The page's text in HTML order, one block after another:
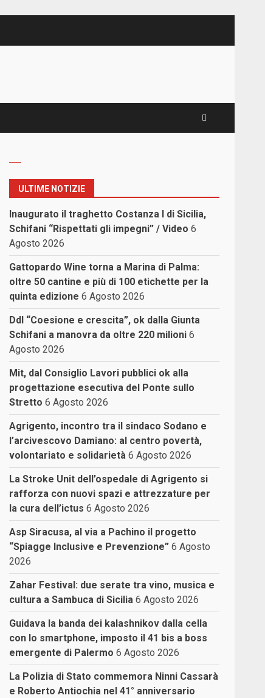
ULTIME NOTIZIE
Inaugurato il traghetto Costanza I di Sicilia,
Schifani “Rispettati gli impegni” / Video 6
Agosto 2026
Gattopardo Wine torna a Marina di Palma:
oltre 50 cantine e più di 100 etichette per la
quinta edizione 6 Agosto 2026
Ddl “Coesione e crescita”, ok dalla Giunta
Schifani a manovra da oltre 220 milioni 6
Agosto 2026
Mit, dal Consiglio Lavori pubblici ok alla
progettazione esecutiva del Ponte sullo
Stretto 6 Agosto 2026
Agrigento, incontro tra il sindaco Sodano e
l’arcivescovo Damiano: al centro povertà,
volontariato e solidarietà 6 Agosto 2026
La Stroke Unit dell’ospedale di Agrigento si
rafforza con nuovi spazi e attrezzature per
la cura dell’ictus 6 Agosto 2026
Asp Siracusa, al via a Pachino il progetto
“Spiagge Inclusive e Prevenzione” 6 Agosto
2026
Zahar Festival: due serate tra vino, musica e
cultura a Sambuca di Sicilia 6 Agosto 2026
Guidava la banda dei kalashnikov dalla cella
con lo smartphone, imposto il 41 bis a boss
emergente di Palermo 6 Agosto 2026
La Polizia di Stato commemora Ninni Cassarà
e Roberto Antiochia nel 41° anniversario